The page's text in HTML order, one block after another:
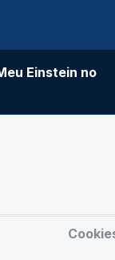
Einstein no